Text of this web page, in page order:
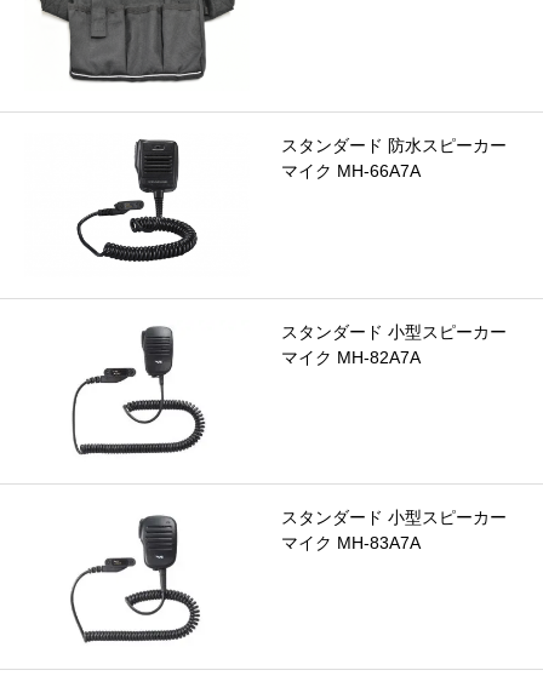
スタンダード 防水スピーカー
マイク MH-66A7A
スタンダード 小型スピーカー
マイク MH-82A7A
スタンダード 小型スピーカー
マイク MH-83A7A